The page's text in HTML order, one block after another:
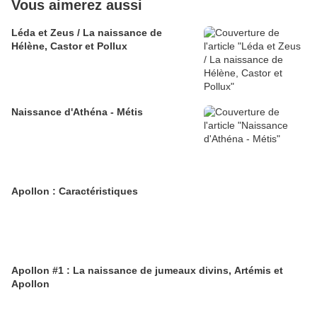
Vous aimerez aussi
Léda et Zeus / La naissance de
Hélène, Castor et Pollux
Naissance d'Athéna - Métis
Apollon : Caractéristiques
Apollon #1 : La naissance de jumeaux divins, Artémis et
Apollon